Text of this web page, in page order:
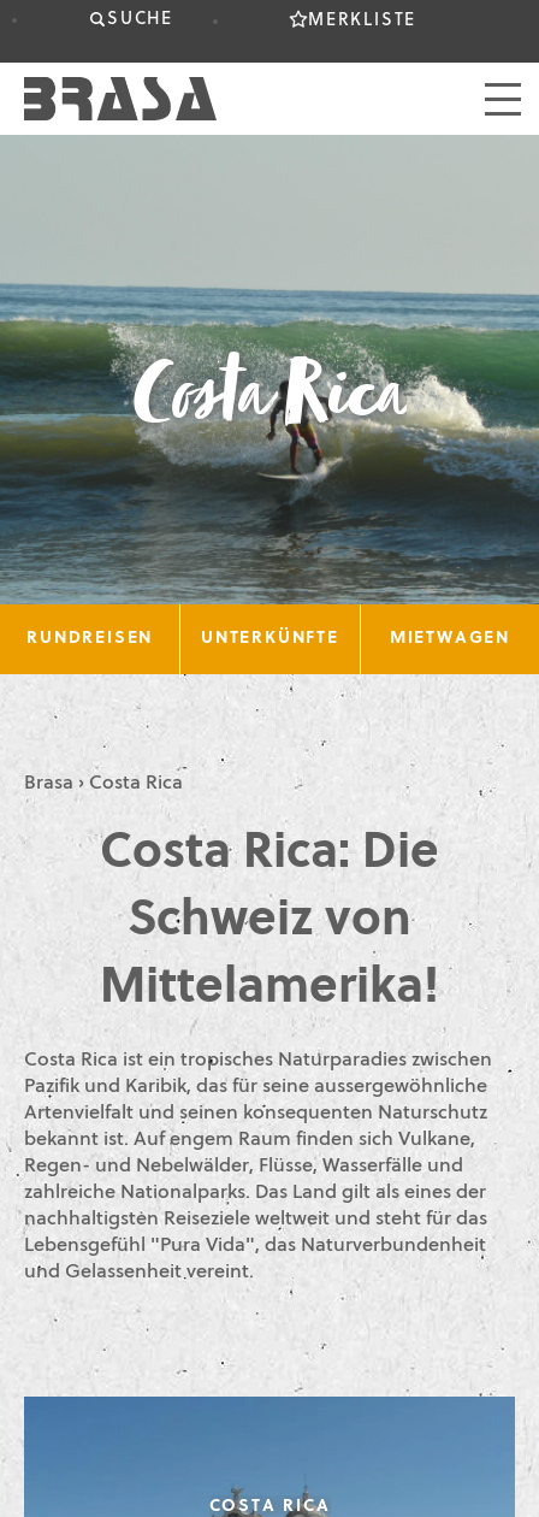
SUCHE MERKLISTE
Costa Rica
RUNDREISEN UNTERKÜNFTE MIETWAGEN
Brasa › Costa Rica
Costa Rica: Die
Schweiz von
Mittelamerika!
Costa Rica ist ein tropisches Naturparadies zwischen
Pazifik und Karibik, das für seine aussergewöhnliche
Artenvielfalt und seinen konsequenten Naturschutz
bekannt ist. Auf engem Raum finden sich Vulkane,
Regen- und Nebelwälder, Flüsse, Wasserfälle und
zahlreiche Nationalparks. Das Land gilt als eines der
nachhaltigsten Reiseziele weltweit und steht für das
Lebensgefühl "Pura Vida", das Naturverbundenheit
und Gelassenheit vereint.
COSTA RICA